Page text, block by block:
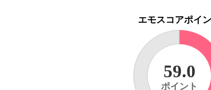
エモスコアポイ
59.0
ポイント